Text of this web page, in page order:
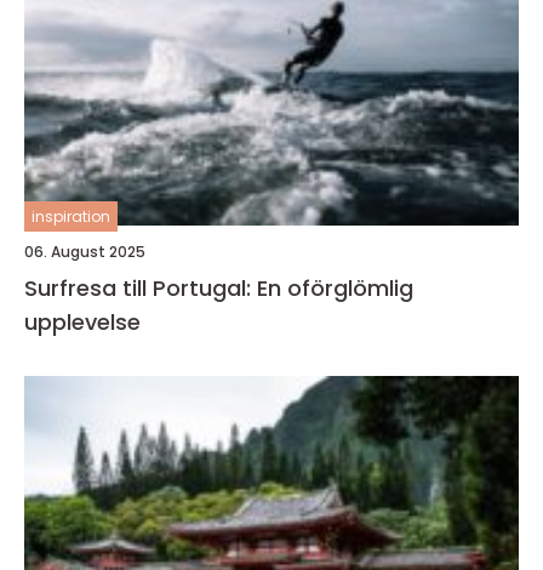
inspiration
06. August 2025
Surfresa till Portugal: En oförglömlig
upplevelse